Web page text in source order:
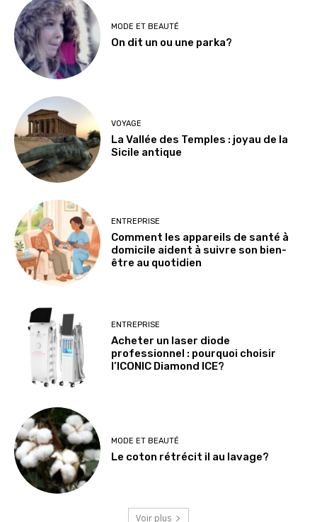
MODE ET BEAUTÉ
On dit un ou une parka?
VOYAGE
La Vallée des Temples : joyau de la
Sicile antique
ENTREPRISE
Comment les appareils de santé à
domicile aident à suivre son bien-
être au quotidien
ENTREPRISE
Acheter un laser diode
professionnel : pourquoi choisir
l’ICONIC Diamond ICE?
MODE ET BEAUTÉ
Le coton rétrécit il au lavage?
Voir plus